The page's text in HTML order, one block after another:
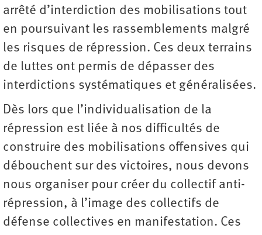
arrêté d’interdiction des mobilisations tout
en poursuivant les rassemblements malgré
les risques de répression. Ces deux terrains
de luttes ont permis de dépasser des
interdictions systématiques et généralisées.
Dès lors que l’individualisation de la
répression est liée à nos difficultés de
construire des mobilisations offensives qui
débouchent sur des victoires, nous devons
nous organiser pour créer du collectif anti-
répression, à l’image des collectifs de
défense collectives en manifestation. Ces